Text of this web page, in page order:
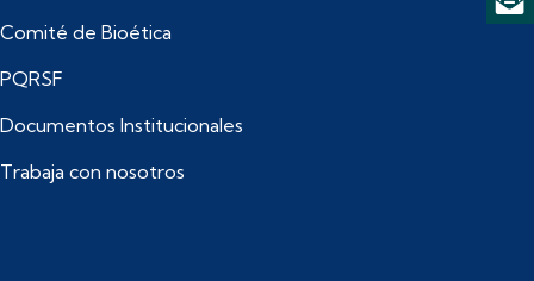
Comité de Bioética
PQRSF
Documentos Institucionales
Trabaja con nosotros